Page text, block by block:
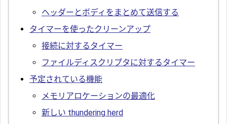
ヘッダーとボディをまとめて送信する
タイマーを使ったクリーンアップ
接続に対するタイマー
ファイルディスクリプタに対するタイマー
予定されている機能
メモリアロケーションの最適化
新しい thundering herd